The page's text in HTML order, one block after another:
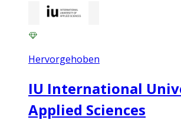
Hervorgehoben
IU International
Applied Sciences